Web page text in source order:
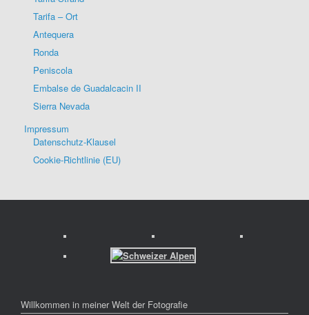
Tarifa – Ort
Antequera
Ronda
Peniscola
Embalse de Guadalcacin II
Sierra Nevada
Impressum
Datenschutz-Klausel
Cookie-Richtlinie (EU)
Willkommen in meiner Welt der Fotografie